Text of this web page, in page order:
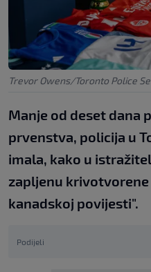
Trevor Owens/Toronto Police
Manje od deset dana
prvenstva, policija u
imala, kako u
zapljenu
kanadskoj povijesti".
Podijeli